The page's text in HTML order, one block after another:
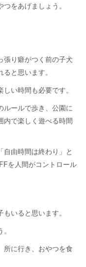
をあげましょう。
張り癖がつく前の子犬
と思います。
い時間も必要です。
ルールで歩き、公園に
内で楽しく遊べる時間
由時間は終わり」と
を人間がコントロール
いると思います。
所に行き、おやつを食